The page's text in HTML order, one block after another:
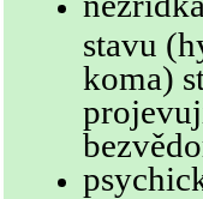
stavu
koma)